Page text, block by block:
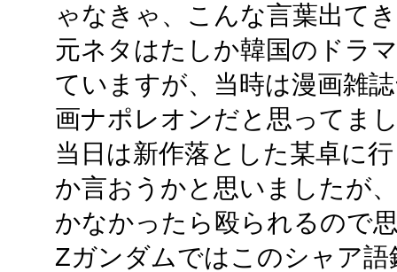
ゃなきゃ、こんな言葉出て
元ネタはたしか韓国のドラ
ていますが、当時は漫画雑
画ナポレオンだと思ってま
当日は新作落とした某卓に
か言おうかと思いましたが
かなかったら殴られるので
Zガンダムではこのシャア